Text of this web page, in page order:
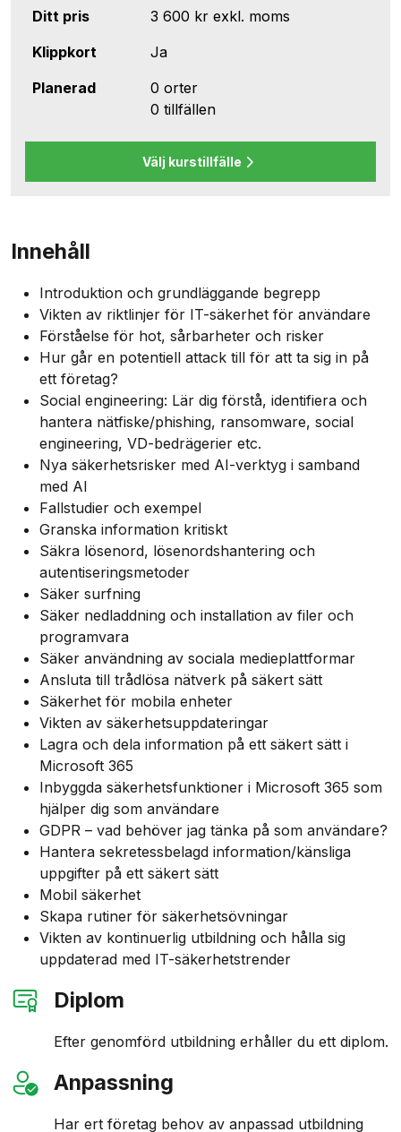
Ditt pris 3 600 kr exkl. moms
Klippkort
Ja
Planerad
0 orter
0 tillfällen
Välj kurstillfälle
Innehåll
Introduktion och grundläggande begrepp
Vikten av riktlinjer för IT-säkerhet för användare
Förståelse för hot, sårbarheter och risker
Hur går en potentiell attack till för att ta sig in på
ett företag?
Social engineering: Lär dig förstå, identifiera och
hantera nätfiske/phishing, ransomware, social
engineering, VD-bedrägerier etc.
Nya säkerhetsrisker med AI-verktyg i samband
med AI
Fallstudier och exempel
Granska information kritiskt
Säkra lösenord, lösenordshantering och
autentiseringsmetoder
Säker surfning
Säker nedladdning och installation av filer och
programvara
Säker användning av sociala medieplattformar
Ansluta till trådlösa nätverk på säkert sätt
Säkerhet för mobila enheter
Vikten av säkerhetsuppdateringar
Lagra och dela information på ett säkert sätt i
Microsoft 365
Inbyggda säkerhetsfunktioner i Microsoft 365 som
hjälper dig som användare
GDPR – vad behöver jag tänka på som användare?
Hantera sekretessbelagd information/känsliga
uppgifter på ett säkert sätt
Mobil säkerhet
Skapa rutiner för säkerhetsövningar
Vikten av kontinuerlig utbildning och hålla sig
uppdaterad med IT-säkerhetstrender
Diplom
Efter genomförd utbildning erhåller du ett diplom.
Anpassning
Har ert företag behov av anpassad utbildning